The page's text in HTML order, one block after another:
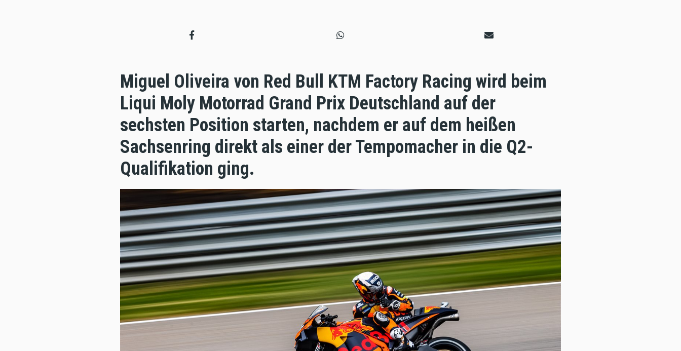
Miguel Oliveira von Red Bull KTM Factory Racing wird beim
Liqui Moly Motorrad Grand Prix Deutschland auf der
sechsten Position starten, nachdem er auf dem heißen
Sachsenring direkt als einer der Tempomacher in die Q2-
Qualifikation ging.